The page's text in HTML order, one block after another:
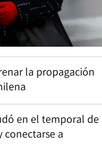
la propagación
en el temporal de
conectarse a